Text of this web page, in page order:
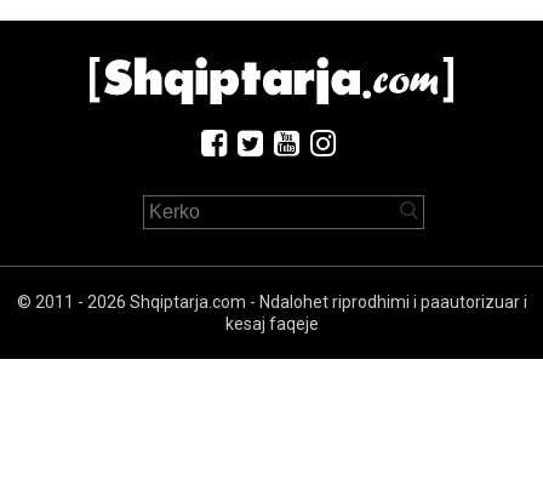
© 2011 - 2026 Shqiptarja.com - Ndalohet riprodhimi i paautorizuar i
kesaj faqeje